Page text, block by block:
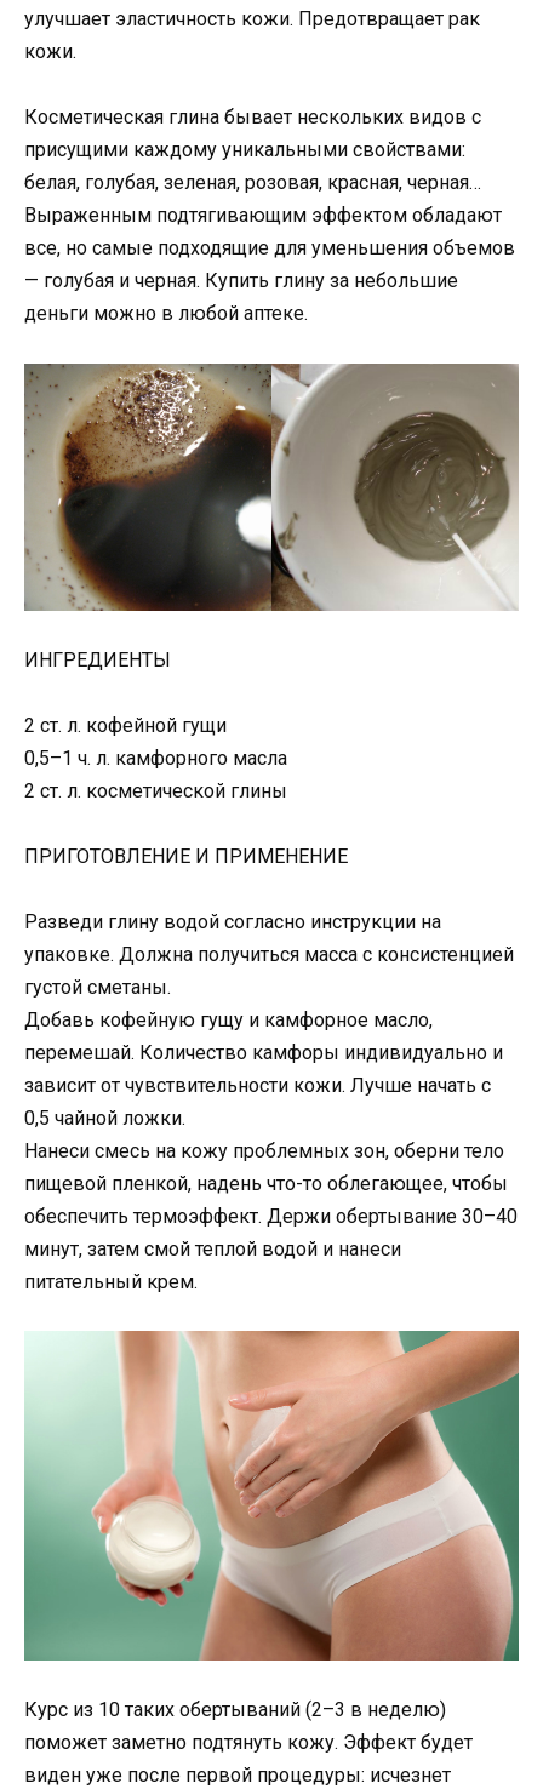
улучшает эластичность кожи. Предотвращает рак
кожи.
Косметическая глина бывает нескольких видов с
присущими каждому уникальными свойствами:
белая, голубая, зеленая, розовая, красная, черная…
Выраженным подтягивающим эффектом обладают
все, но самые подходящие для уменьшения объемов
— голубая и черная. Купить глину за небольшие
деньги можно в любой аптеке.
ИНГРЕДИЕНТЫ
2 ст. л. кофейной гущи
0,5–1 ч. л. камфорного масла
2 ст. л. косметической глины
ПРИГОТОВЛЕНИЕ И ПРИМЕНЕНИЕ
Разведи глину водой согласно инструкции на
упаковке. Должна получиться масса с консистенцией
густой сметаны.
Добавь кофейную гущу и камфорное масло,
перемешай. Количество камфоры индивидуально и
зависит от чувствительности кожи. Лучше начать с
0,5 чайной ложки.
Нанеси смесь на кожу проблемных зон, оберни тело
пищевой пленкой, надень что-то облегающее, чтобы
обеспечить термоэффект. Держи обертывание 30–40
минут, затем смой теплой водой и нанеси
питательный крем.
Курс из 10 таких обертываний (2–3 в неделю)
поможет заметно подтянуть кожу. Эффект будет
виден уже после первой процедуры: исчезнет